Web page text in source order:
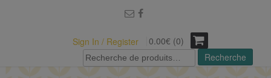
Sign In / Register
0.00€ (0)
Recherche
pour :
Recherche